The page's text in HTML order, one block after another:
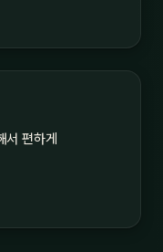
서 편하게